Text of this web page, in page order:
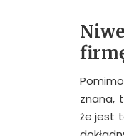
znana,
że jest